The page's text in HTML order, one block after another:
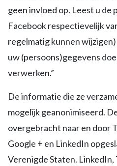
geen invloed op. Leest u de
Facebook respectievelijk
regelmatig kunnen
uw (persoons)gegevens
verwerken.”
De informatie die ze
mogelijk geanonimiseerd.
overgebracht naar en door
Google + en LinkedIn
Verenigde Staten.